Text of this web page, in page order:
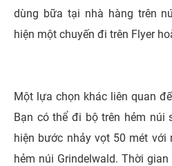
dùng bữa tại nhà hàng trên
hiện một chuyến đi trên Flyer
Một lựa chọn khác liên quan
Bạn có thể đi bộ trên hẻm núi
hiện bước nhảy vọt 50 mét
hẻm núi Grindelwald. Thời